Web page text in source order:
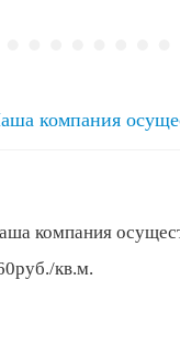
компания
компания
кв.м.